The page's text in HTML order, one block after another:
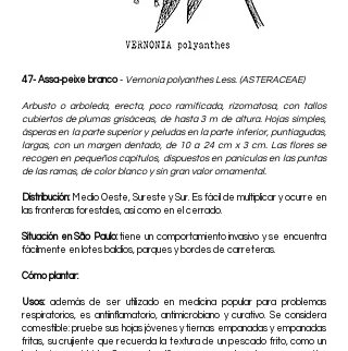
47- Assa-peixe branco- Vernonia polyanthes Less. (ASTERACEAE)
Arbusto o arboleda, erecta, poco ramificada, rizomatosa, con tallos
cubiertos de plumas grisáceas, de hasta 3 m de altura. Hojas simples,
ásperas en la parte superior y peludas en la parte inferior, puntiagudas,
largas, con un margen dentado, de 10 a 24 cm x 3 cm. Las flores se
recogen en pequeños capítulos, dispuestos en panículas en las puntas
de las ramas, de color blanco y sin gran valor ornamental.
Distribución:Medio Oeste, Sureste y Sur. Es fácil de multiplicar y ocurre en
las fronteras forestales, así como en el cerrado.
Situación en São Paulo:tiene un comportamiento invasivo y se encuentra
fácilmente en lotes baldíos, parques y bordes de carreteras.
Cómo plantar:
Usos:además de ser utilizado en medicina popular para problemas
respiratorios, es antiinflamatorio, antimicrobiano y curativo. Se considera
comestible: pruebe sus hojas jóvenes y tiernas empanadas y empanadas
fritas, su crujiente que recuerda la textura de un pescado frito, como un